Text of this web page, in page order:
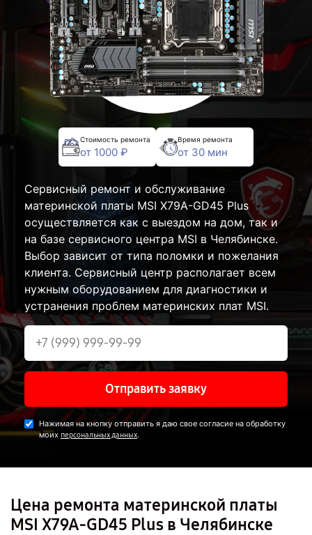
Стоимость ремонта
от 1000 ₽
Время ремонта
от 30 мин
Сервисный ремонт и обслуживание
материнской платы MSI X79A-GD45 Plus
осуществляется как с выездом на дом, так и
на базе сервисного центра MSI в Челябинске.
Выбор зависит от типа поломки и пожелания
клиента. Сервисный центр располагает всем
нужным оборудованием для диагностики и
устранения проблем материнских плат MSI.
Отправить заявку
Нажимая на кнопку отправить я даю свое согласие на обработку
моих персональных данных.
Цена ремонта материнской платы
MSI X79A-GD45 Plus в Челябинске